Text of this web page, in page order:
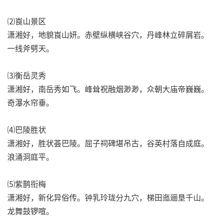
⑵崀山景区
潇湘好，地貌崀山妍。赤壁纵横峡谷穴，丹峰林立碎屑岩。
一线斧劈天。
⑶衡岳灵秀
潇湘好，南岳秀如飞。峰耸祝融烟渺渺，众朝大庙帝巍巍。
奇瀑水帘垂。
⑷巴陵胜状
潇湘好，胜状荟巴陵。屈子祠碑堪吊古，谷英村落自成庭。
浪涌洞庭平。
⑸紫鹊衔梅
潇湘好，新化异俗传。钟乳玲珑分九穴，梯田迤逦垦千山。
龙舞鼓锣喧。